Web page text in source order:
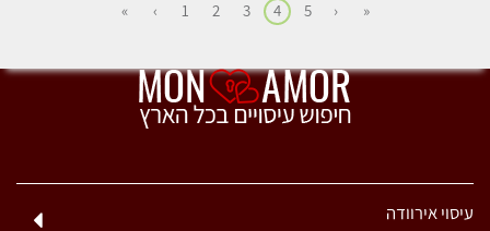
«
‹
5
4
3
2
1
›
»
עיסוי אירוודה